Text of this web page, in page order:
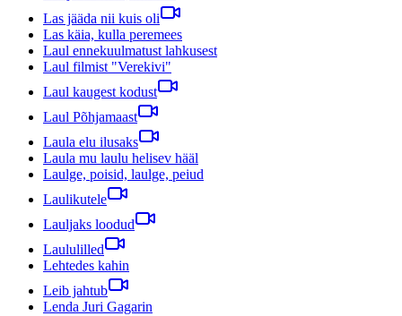
Las jääda nii kuis oli
Las käia, kulla peremees
Laul ennekuulmatust lahkusest
Laul filmist "Verekivi"
Laul kaugest kodust
Laul Põhjamaast
Laula elu ilusaks
Laula mu laulu helisev hääl
Laulge, poisid, laulge, peiud
Laulikutele
Lauljaks loodud
Laululilled
Lehtedes kahin
Leib jahtub
Lenda Juri Gagarin